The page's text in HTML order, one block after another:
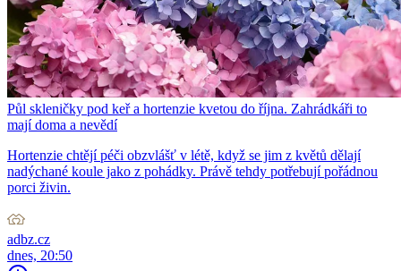
Půl skleničky pod keř a hortenzie kvetou do října. Zahrádkáři to
mají doma a nevědí
Hortenzie chtějí péči obzvlášť v létě, když se jim z květů dělají
nadýchané koule jako z pohádky. Právě tehdy potřebují pořádnou
porci živin.
adbz.cz
dnes, 20:50